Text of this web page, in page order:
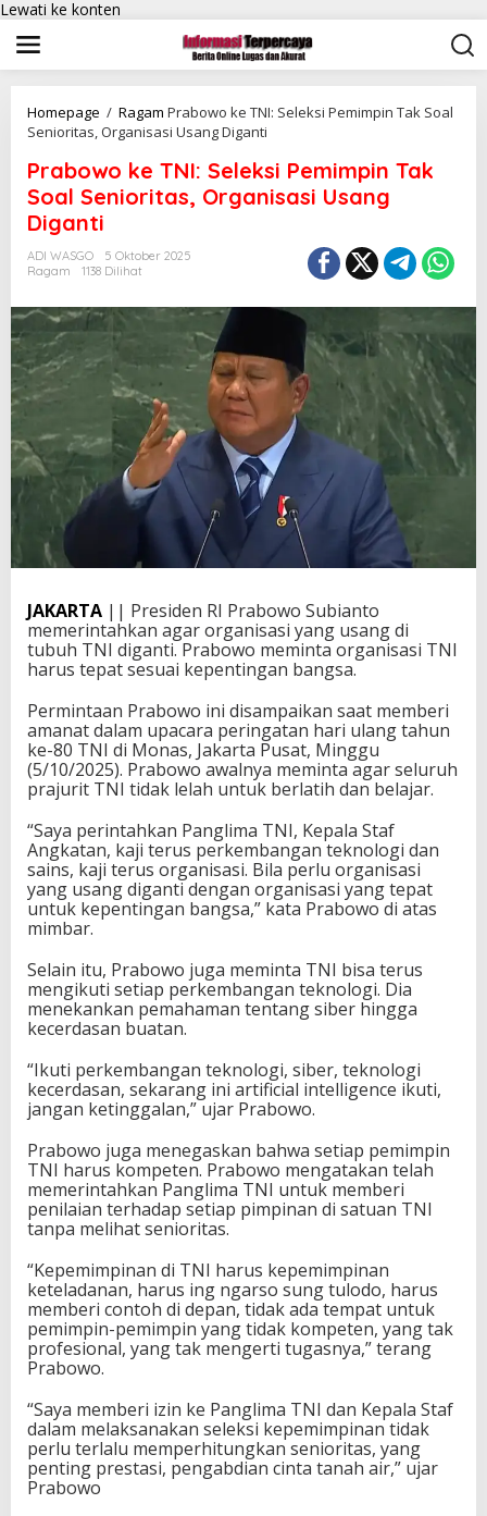
Lewati ke konten
Homepage / Ragam Prabowo ke TNI: Seleksi Pemimpin Tak Soal
Senioritas, Organisasi Usang Diganti
Prabowo ke TNI: Seleksi Pemimpin Tak
Soal Senioritas, Organisasi Usang
Diganti
ADI WASGO
5 Oktober 2025
Ragam
1138 Dilihat
JAKARTA || Presiden RI Prabowo Subianto
memerintahkan agar organisasi yang usang di
tubuh TNI diganti. Prabowo meminta organisasi TNI
harus tepat sesuai kepentingan bangsa.
Permintaan Prabowo ini disampaikan saat memberi
amanat dalam upacara peringatan hari ulang tahun
ke-80 TNI di Monas, Jakarta Pusat, Minggu
(5/10/2025). Prabowo awalnya meminta agar seluruh
prajurit TNI tidak lelah untuk berlatih dan belajar.
“Saya perintahkan Panglima TNI, Kepala Staf
Angkatan, kaji terus perkembangan teknologi dan
sains, kaji terus organisasi. Bila perlu organisasi
yang usang diganti dengan organisasi yang tepat
untuk kepentingan bangsa,” kata Prabowo di atas
mimbar.
Selain itu, Prabowo juga meminta TNI bisa terus
mengikuti setiap perkembangan teknologi. Dia
menekankan pemahaman tentang siber hingga
kecerdasan buatan.
“Ikuti perkembangan teknologi, siber, teknologi
kecerdasan, sekarang ini artificial intelligence ikuti,
jangan ketinggalan,” ujar Prabowo.
Prabowo juga menegaskan bahwa setiap pemimpin
TNI harus kompeten. Prabowo mengatakan telah
memerintahkan Panglima TNI untuk memberi
penilaian terhadap setiap pimpinan di satuan TNI
tanpa melihat senioritas.
“Kepemimpinan di TNI harus kepemimpinan
keteladanan, harus ing ngarso sung tulodo, harus
memberi contoh di depan, tidak ada tempat untuk
pemimpin-pemimpin yang tidak kompeten, yang tak
profesional, yang tak mengerti tugasnya,” terang
Prabowo.
“Saya memberi izin ke Panglima TNI dan Kepala Staf
dalam melaksanakan seleksi kepemimpinan tidak
perlu terlalu memperhitungkan senioritas, yang
penting prestasi, pengabdian cinta tanah air,” ujar
Prabowo